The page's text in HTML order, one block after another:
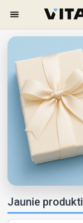
Jaunie produkti